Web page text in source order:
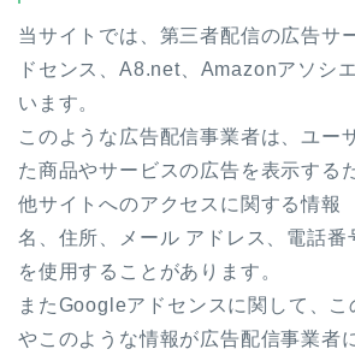
当サイトでは、第三者配信の広告サ
ドセンス、A8.net、Amazonアソシ
います。
このような広告配信事業者は、ユー
た商品やサービスの広告を表示する
他サイトへのアクセスに関する情報
名、住所、メール アドレス、電話番
を使用することがあります。
またGoogleアドセンスに関して、こ
やこのような情報が広告配信事業者